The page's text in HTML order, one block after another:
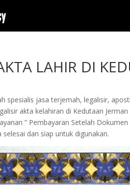
LAHIR DI
spesialis jasa terjemah, legalisir,
akta kelahiran di Kedutaan
” Pembayaran Setelah
dan siap untuk digunakan.